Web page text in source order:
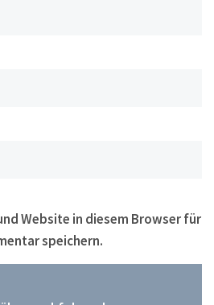
Website in diesem Browser für
speichern.